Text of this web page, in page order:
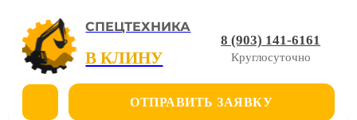
СПЕЦТЕХНИКА
В КЛИНУ
8 (903) 141-6161
Круглосуточно
ОТПРАВИТЬ ЗАЯВКУ